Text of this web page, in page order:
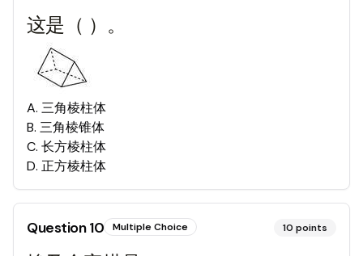
这是（ ）。
A. 三角棱柱体
B. 三角棱锥体
C. 长方棱柱体
D. 正方棱柱体
Question10 Multiple Choice 10 points